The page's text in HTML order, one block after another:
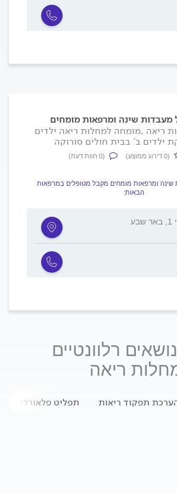
מעבדות שינה ומרפאות מומחים
ריאה ,מומחה למחלות ריאה ילדים
ילדים ב' בבית חולים סורוקה
(0 דירוג ממוצע) (0 חוות דעת)
שינה ומרפאות מומחים מקבל מטופלים במרפאות
הבאות:
רלוונטיים
ריאה
תפקוד ריאות תפליט פלאורלי